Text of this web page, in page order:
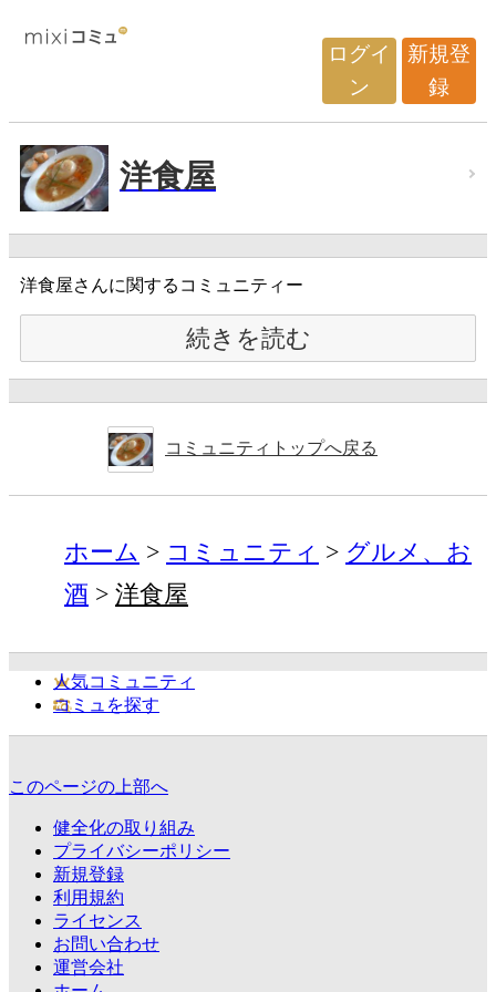
ログイ
ン
新規登
録
洋食屋
洋食屋さんに関するコミュニティー
続きを読む
コミュニティトップへ戻る
ホーム コミュニティ
グルメ、お
酒
洋食屋
人気コミュニティ
コミュを探す
このページの上部へ
健全化の取り組み
プライバシーポリシー
新規登録
利用規約
ライセンス
お問い合わせ
運営会社